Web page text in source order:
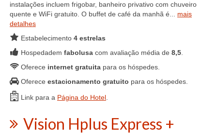
instalações incluem frigobar, banheiro privativo com chuveiro
quente e WiFi gratuito. O buffet de café da manhã é... mais
detalhes
Estabelecimento 4 estrelas
Hospedadem fabolusa com avaliação média de 8,5
Oferece internet gratuita para os hóspedes.
Oferece estacionamento gratuito para os hóspedes.
Link para a Página do Hotel
Vision Hplus Express +